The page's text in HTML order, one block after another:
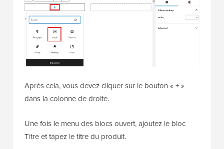
Après cela, vous devez cliquer sur le bouton « + »
dans la colonne de droite.
Une fois le menu des blocs ouvert, ajoutez le bloc
Titre et tapez le titre du produit.